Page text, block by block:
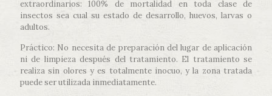
extraordinarios: 100% de mortalidad en toda clase de
insectos sea cual su estado de desarrollo, huevos, larvas o
adultos.
Práctico: No necesita de preparación del lugar de aplicación
ni de limpieza después del tratamiento. El tratamiento se
realiza sin olores y es totalmente inocuo, y la zona tratada
puede ser utilizada inmediatamente.